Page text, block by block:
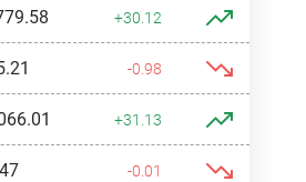
+30.12
-0.98
+31.13
-0.01